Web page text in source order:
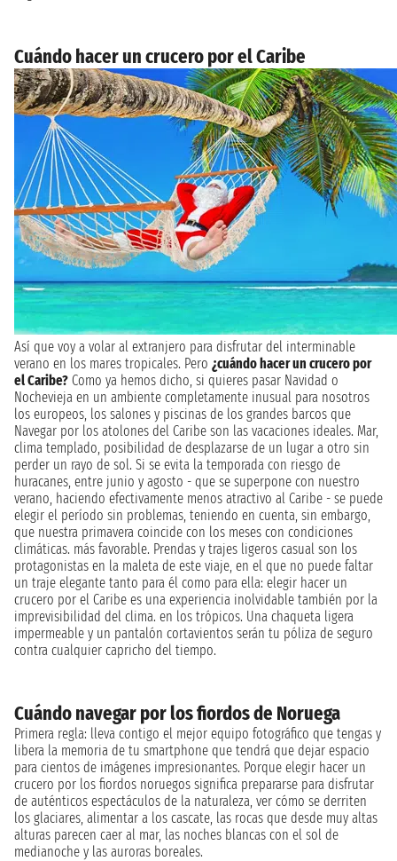
Cuándo hacer un crucero por el Caribe
Así que voy a volar al extranjero para disfrutar del interminable
verano en los mares tropicales. Pero ¿cuándo hacer un crucero por
el Caribe? Como ya hemos dicho, si quieres pasar Navidad o
Nochevieja en un ambiente completamente inusual para nosotros
los europeos, los salones y piscinas de los grandes barcos que
Navegar por los atolones del Caribe son las vacaciones ideales. Mar,
clima templado, posibilidad de desplazarse de un lugar a otro sin
perder un rayo de sol. Si se evita la temporada con riesgo de
huracanes, entre junio y agosto - que se superpone con nuestro
verano, haciendo efectivamente menos atractivo al Caribe - se puede
elegir el período sin problemas, teniendo en cuenta, sin embargo,
que nuestra primavera coincide con los meses con condiciones
climáticas. más favorable. Prendas y trajes ligeros casual son los
protagonistas en la maleta de este viaje, en el que no puede faltar
un traje elegante tanto para él como para ella: elegir hacer un
crucero por el Caribe es una experiencia inolvidable también por la
imprevisibilidad del clima. en los trópicos. Una chaqueta ligera
impermeable y un pantalón cortavientos serán tu póliza de seguro
contra cualquier capricho del tiempo.
Cuándo navegar por los fiordos de Noruega
Primera regla: lleva contigo el mejor equipo fotográfico que tengas y
libera la memoria de tu smartphone que tendrá que dejar espacio
para cientos de imágenes impresionantes. Porque elegir hacer un
crucero por los fiordos noruegos significa prepararse para disfrutar
de auténticos espectáculos de la naturaleza, ver cómo se derriten
los glaciares, alimentar a los cascate, las rocas que desde muy altas
alturas parecen caer al mar, las noches blancas con el sol de
medianoche y las auroras boreales.